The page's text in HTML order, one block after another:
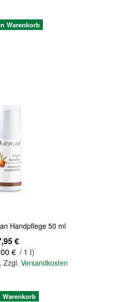
Warenkorb
Handpflege 50 ml
€
€ / 1 l)
, Zzgl. Versandkosten
Warenkorb